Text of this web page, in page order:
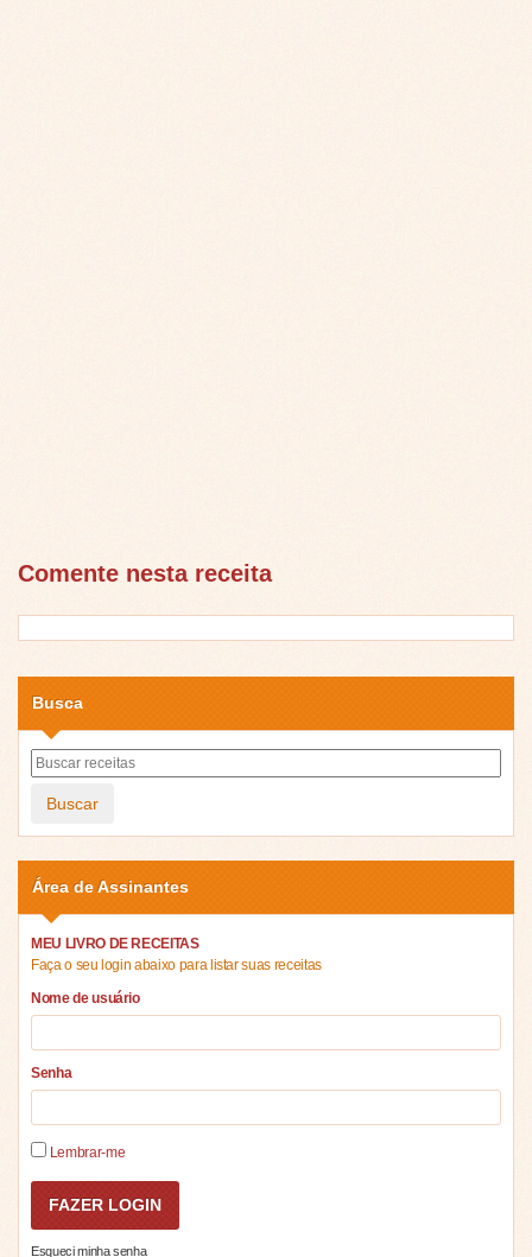
Comente nesta receita
Busca
Buscar
Área de Assinantes
MEU LIVRO DE RECEITAS
Faça o seu login abaixo para listar suas receitas
Nome de usuário
Senha
Lembrar-me
Esqueci minha senha